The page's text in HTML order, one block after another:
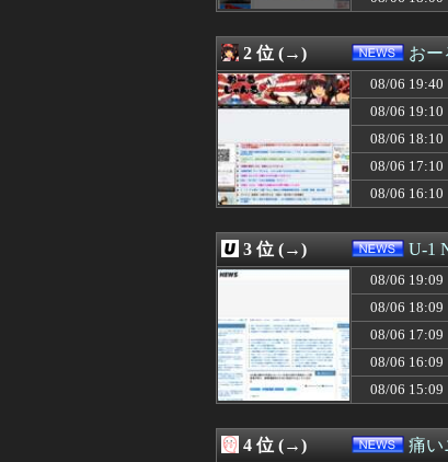
08/06 19:09
消費税減
08/06 19:08
【悲報】
08/06 19:07
【朗報】
08/06 19:03
【朗報】
共同通信
GANTZ全
08/06 19:00
漫画グッ
08/06 19:00
高市首相
08/06 19:00
【謎】み
08/06 19:00
【速報】
08/06 19:00
米穀商社
08/06 19:00
【北朝鮮
韓国SNS
08/06 18:50
車のエア
08/06 18:40
パヨク「
08/06 18:37
内田梨瑚
08/06 18:35
日本の地
08/06 18:34
河合ゆう
08/06 18:30
【悲報】
08/06 18:30
人間様「
2 位 (→) おー
08/06 19:40
08/06 19:10
08/06 18:10
08/06 17:10
08/06 16:10
3 位 (→) U-1
08/06 19:09
08/06 18:09
08/06 17:09
08/06 16:09
08/06 15:09
4 位 (→) 痛い